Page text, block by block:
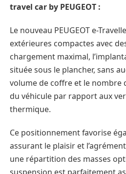
travel car by PEUGEOT :
Le nouveau PEUGEOT e-
extérieures compactes avec
chargement maximal,
située sous le plancher, sans
volume de coffre et le nombre
du véhicule par rapport aux
thermique.
Ce positionnement favorise
assurant le plaisir et
une répartition des masses